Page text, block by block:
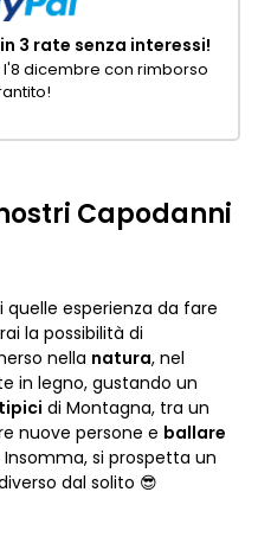
3 rate senza interessi!
dicembre con rimborso
Capodanni
quelle esperienza da fare
la possibilità di
nella natura, nel
in legno, gustando un
di Montagna, tra un
nuove persone e ballare
Insomma, si prospetta un
dal solito 😎